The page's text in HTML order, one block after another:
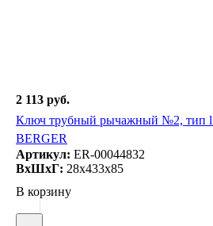
2 113 руб.
Ключ трубный рычажный №2, тип l
BERGER
Артикул: ER-00044832
ВxШxГ: 28x433x85
В корзину